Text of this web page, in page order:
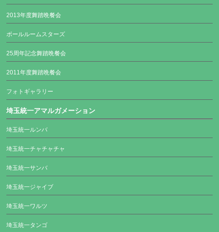
2013年度舞踏晩餐会
ボールルームスターズ
25周年記念舞踏晩餐会
2011年度舞踏晩餐会
フォトギャラリー
埼玉統一アマルガメーション
埼玉統一ルンバ
埼玉統一チャチャチャ
埼玉統一サンバ
埼玉統一ジャイブ
埼玉統一ワルツ
埼玉統一タンゴ